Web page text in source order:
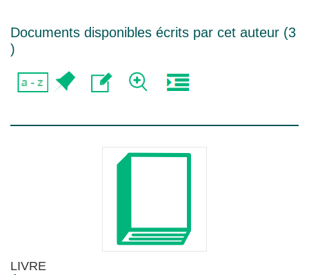
Documents disponibles écrits par cet auteur (3
)
LIVRE